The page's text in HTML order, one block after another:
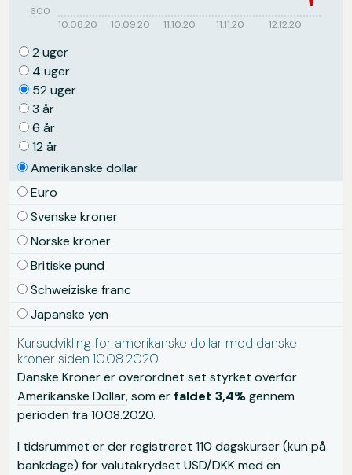
10.08.20 10.09.20 11.10.20 11.11.20 12.12.20
600
2 uger
4 uger
52 uger
3 år
6 år
12 år
Amerikanske dollar
Euro
Svenske kroner
Norske kroner
Britiske pund
Schweiziske franc
Japanske yen
Kursudvikling for amerikanske dollar mod danske
kroner siden 10.08.2020
Danske Kroner er overordnet set styrket overfor
Amerikanske Dollar, som erfaldet 3,4%gennem
perioden fra 10.08.2020.
I tidsrummet er der registreret 110 dagskurser (kun på
bankdage) for valutakrydset USD/DKK med en